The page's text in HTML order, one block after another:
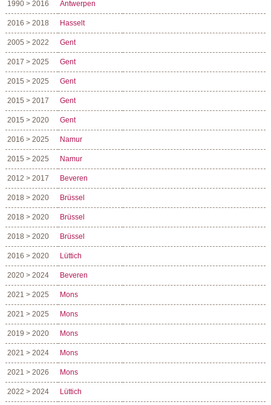
1990 > 2016 Antwerpen
2016 > 2018 Hasselt
2005 > 2022 Gent
2017 > 2025 Gent
2015 > 2025 Gent
2015 > 2017 Gent
2015 > 2020 Gent
2016 > 2025 Namur
2015 > 2025 Namur
2012 > 2017 Beveren
2018 > 2020 Brüssel
2018 > 2020 Brüssel
2018 > 2020 Brüssel
2016 > 2020 Lüttich
2020 > 2024 Beveren
2021 > 2025 Mons
2021 > 2025 Mons
2019 > 2020 Mons
2021 > 2024 Mons
2021 > 2026 Mons
2022 > 2024 Lüttich